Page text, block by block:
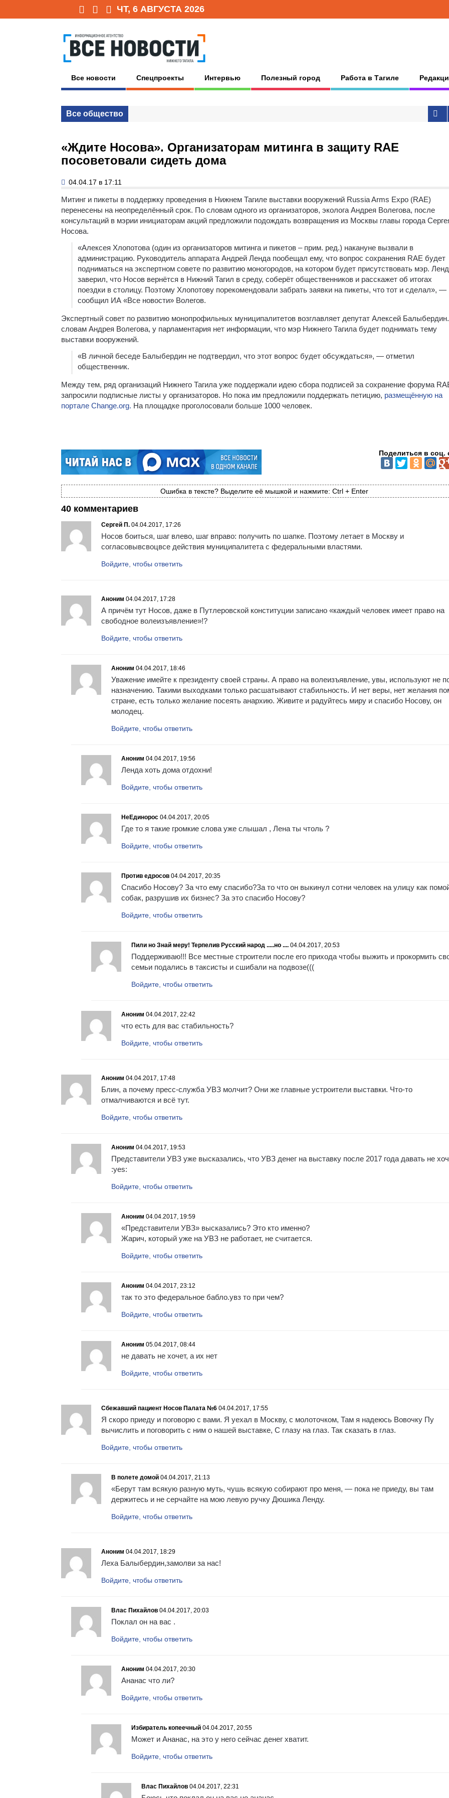
ЧТ, 6 АВГУСТА 2026
Все новости Спецпроекты Интервью Полезный город Работа в Тагиле
Все общество
«Ждите Носова». Организаторам митинга в защиту RAE
посоветовали сидеть дома
04.04.17 в 17:11
Митинг и пикеты в поддержку проведения в Нижнем Тагиле выставки вооружений Russia Arms Expo (RAE)
перенесены на неопределённый срок. По словам одного из организаторов, эколога Андрея Волегова, после
консультаций в мэрии инициаторам акций предложили подождать возвращения из Москвы главы города
Носова.
«Алексея Хлопотова (один из организаторов митинга и пикетов – прим. ред.) накануне вызвали в
администрацию. Руководитель аппарата Андрей Ленда пообещал ему, что вопрос сохранения RAE будет
подниматься на экспертном совете по развитию моногородов, на котором будет присутствовать мэр.
заверил, что Носов вернётся в Нижний Тагил в среду, соберёт общественников и расскажет об итогах
поездки в столицу. Поэтому Хлопотову порекомендовали забрать заявки на пикеты, что тот и сделал», —
сообщил ИА «Все новости» Волегов.
Экспертный совет по развитию монопрофильных муниципалитетов возглавляет депутат Алексей
словам Андрея Волегова, у парламентария нет информации, что мэр Нижнего Тагила будет поднимать тему
выставки вооружений.
«В личной беседе Балыбердин не подтвердил, что этот вопрос будет обсуждаться», — отметил
общественник.
Между тем, ряд организаций Нижнего Тагила уже поддержали идею сбора подписей за сохранение форума
запросили подписные листы у организаторов. Но пока им предложили поддержать петицию, размещённую на
портале Change.org. На площадке проголосовали больше 1000 человек.
Поделиться в соц.
Ошибка в тексте? Выделите её мышкой и нажмите: Ctrl + Enter
40 комментариев
Сергей П. 04.04.2017, 17:26
Носов боиться, шаг влево, шаг вправо: получить по шапке. Поэтому летает в Москву и
согласовывсвоцвсе действия муниципалитета с федеральными властями.
Войдите, чтобы ответить
Аноним 04.04.2017, 17:28
А причём тут Носов, даже в Путлеровской конституции записано «каждый человек имеет право на
свободное волеизъявление»!?
Войдите, чтобы ответить
Аноним 04.04.2017, 18:46
Уважение имейте к президенту своей страны. А право на волеизъявление, увы, используют не
назначению. Такими выходками только расшатывают стабильность. И нет веры, нет желания
стране, есть только желание посеять анархию. Живите и радуйтесь миру и спасибо Носову, он
молодец.
Войдите, чтобы ответить
Аноним 04.04.2017, 19:56
Ленда хоть дома отдохни!
Войдите, чтобы ответить
НеЕдинорос 04.04.2017, 20:05
Где то я такие громкие слова уже слышал , Лена ты чтоль ?
Войдите, чтобы ответить
Против едросов 04.04.2017, 20:35
Спасибо Носову? За что ему спасибо?За то что он выкинул сотни человек на улицу как
собак, разрушив их бизнес? За это спасибо Носову?
Войдите, чтобы ответить
Пили но Знай меру! Терпелив Русский народ .....но .... 04.04.2017, 20:53
Поддерживаю!!! Все местные строители после его прихода чтобы выжить и прокормить
семьи подались в таксисты и сшибали на подвозе(((
Войдите, чтобы ответить
Аноним 04.04.2017, 22:42
что есть для вас стабильность?
Войдите, чтобы ответить
Аноним 04.04.2017, 17:48
Блин, а почему пресс-служба УВЗ молчит? Они же главные устроители выставки. Что-то
отмалчиваются и всё тут.
Войдите, чтобы ответить
Аноним 04.04.2017, 19:53
Представители УВЗ уже высказались, что УВЗ денег на выставку после 2017 года давать не
:yes:
Войдите, чтобы ответить
Аноним 04.04.2017, 19:59
«Представители УВЗ» высказались? Это кто именно?
Жарич, который уже на УВЗ не работает, не считается.
Войдите, чтобы ответить
Аноним 04.04.2017, 23:12
так то это федеральное бабло.увз то при чем?
Войдите, чтобы ответить
Аноним 05.04.2017, 08:44
не давать не хочет, а их нет
Войдите, чтобы ответить
Сбежавший пациент Носов Палата №6 04.04.2017, 17:55
Я скоро приеду и поговорю с вами. Я уехал в Москву, с молоточком, Там я надеюсь Вовочку Пу
вычислить и поговорить с ним о нашей выставке, С глазу на глаз. Так сказать в глаз.
Войдите, чтобы ответить
В полете домой 04.04.2017, 21:13
«Берут там всякую разную муть, чушь всякую собирают про меня, — пока не приеду, вы там
держитесь и не серчайте на мою левую ручку Дюшика Ленду.
Войдите, чтобы ответить
Аноним 04.04.2017, 18:29
Леха Балыбердин,замолви за нас!
Войдите, чтобы ответить
Влас Пихайлов 04.04.2017, 20:03
Поклал он на вас .
Войдите, чтобы ответить
Аноним 04.04.2017, 20:30
Ананас что ли?
Войдите, чтобы ответить
Избиратель копеечный 04.04.2017, 20:55
Может и Ананас, на это у него сейчас денег хватит.
Войдите, чтобы ответить
Влас Пихайлов 04.04.2017, 22:31